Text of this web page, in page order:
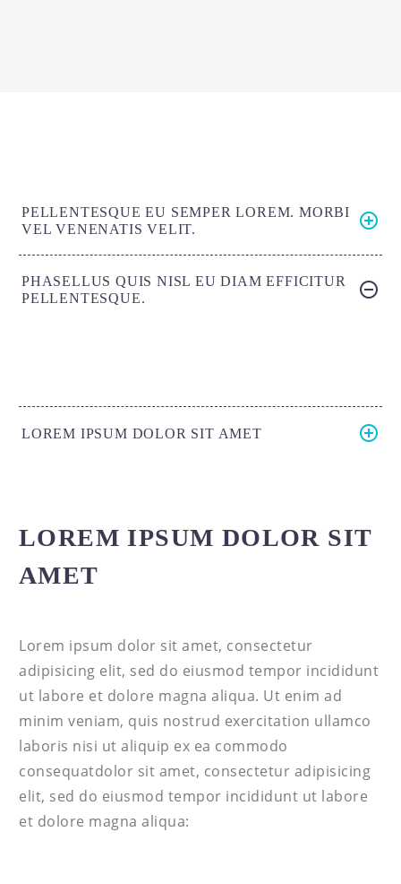
PELLENTESQUE EU SEMPER LOREM. MORBI
VEL VENENATIS VELIT.
PHASELLUS QUIS NISL EU DIAM EFFICITUR
PELLENTESQUE.
LOREM IPSUM DOLOR SIT AMET
LOREM IPSUM DOLOR SIT
AMET
Lorem ipsum dolor sit amet, consectetur
adipisicing elit, sed do eiusmod tempor incididunt
ut labore et dolore magna aliqua. Ut enim ad
minim veniam, quis nostrud exercitation ullamco
laboris nisi ut aliquip ex ea commodo
consequatdolor sit amet, consectetur adipisicing
elit, sed do eiusmod tempor incididunt ut labore
et dolore magna aliqua: